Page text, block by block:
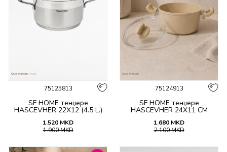
75125813
SF HOME тенџере
HASCEVHER 22X12 (4.5 L.)
1.520 MKD
1.900MKD
75124913
SF HOME тенџере
HASCEVHER 24X11 CM
1.680 MKD
2.100MKD